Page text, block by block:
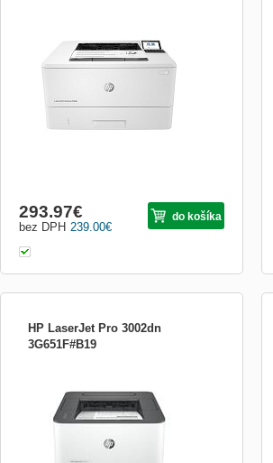
kapacita: 350 listy - USB 2.0, Gigabit LAN,
hostitel USB 2.0
239.00€
bez DPH
293.97€ do košíka
HP LaserJet Pro 3002dn
3G651F#B19
výkonnost, a tedy snadné každodenní
používání, ať práce probíhá kdekoli, takže
se můžete klidně soustředit na své
dynamické zabezpečení, které l...